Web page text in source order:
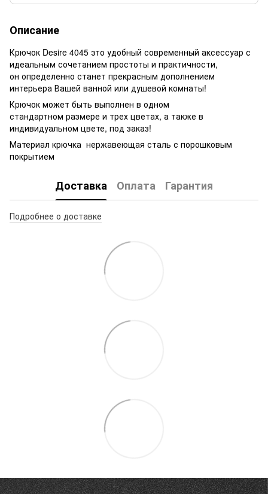
Описание
Крючок Desire 4045 это удобный современный аксессуар с
идеальным сочетанием простоты и практичности,
он определенно станет прекрасным дополнением
интерьера Вашей ванной или душевой комнаты!
Крючок может быть выполнен в одном
стандартном размере и трех цветах, а также в
индивидуальном цвете, под заказ!
Материал крючка нержавеющая сталь с порошковым
покрытием
Доставка Оплата Гарантия
Подробнее о доставке